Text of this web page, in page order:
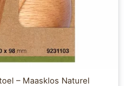
– Maasklos Naturel